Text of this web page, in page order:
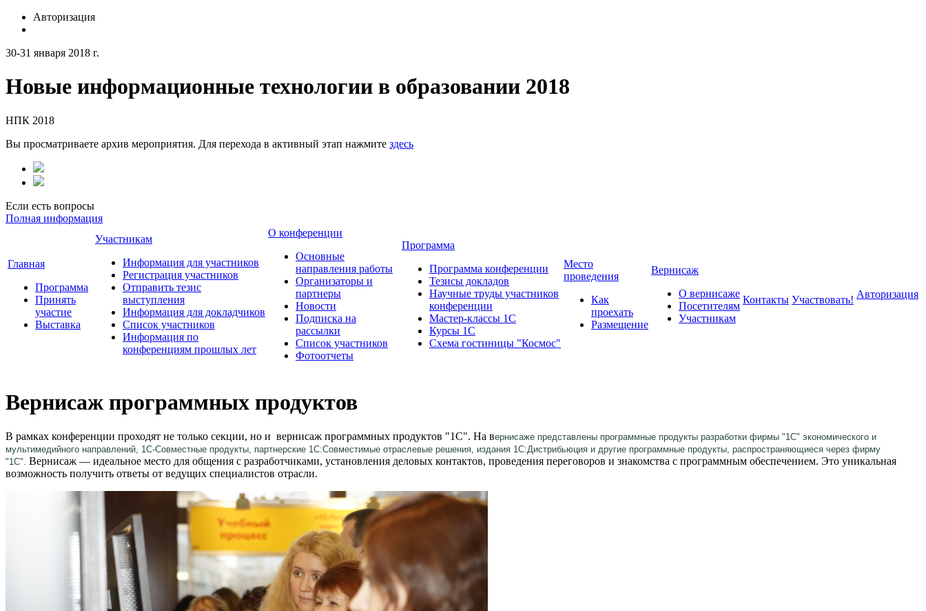
Авторизация
30-31 января 2018 г.
Новые информационные технологии в образовании 2018
НПК 2018
Вы просматриваете архив мероприятия. Для перехода в активный этап нажмите здесь
Если есть вопросы
Полная информация
Главная
Программа
Принять
участие
Выставка
Участникам
Информация для участников
Регистрация участников
Отправить тезис
выступления
Информация для докладчиков
Список участников
Информация по
конференциям прошлых лет
О конференции
Основные
направления работы
Организаторы и
партнеры
Новости
Подписка на
рассылки
Список участников
Фотоотчеты
Программа
Программа конференции
Тезисы докладов
Научные труды участников
конференции
Мастер-классы 1С
Курсы 1С
Схема гостиницы "Космос"
Место
проведения
Как
проехать
Размещение
Вернисаж
О вернисаже
Посетителям
Участникам
Контакты Участвовать! Авторизация
Вернисаж программных продуктов
В рамках конференции проходят не только секции, но и вернисаж программных продуктов "1С". На вернисаже представлены программные продукты разработки фирмы "1С" экономического и
мультимедийного направлений, 1С-Совместные продукты, партнерские 1С:Совместимые отраслевые решения, издания 1С:Дистрибьюция и другие программные продукты, распространяющиеся через фирму
"1С". Вернисаж — идеальное место для общения с разработчиками, установления деловых контактов, проведения переговоров и знакомства с программным обеспечением. Это уникальная
возможность получить ответы от ведущих специалистов отрасли.